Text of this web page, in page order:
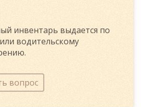
инвентарь выдается по
водительскому
вопрос